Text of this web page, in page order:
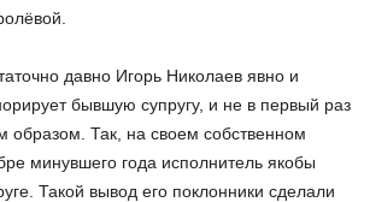
давно Игорь Николаев явно и
бывшую супругу, и не в первый раз
образом. Так, на своем собственном
минувшего года исполнитель якобы
Такой вывод его поклонники сделали